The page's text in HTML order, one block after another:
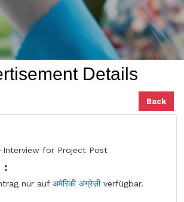
Details
Back
Interview for Project Post
:
nur auf अमेरिकी अंग्रेज़ीverfügbar.